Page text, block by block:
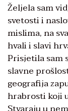
Željela sam
svetosti i
mislima, na
hvali i slavi
Prisjetila sam
slavne
geografija
hrabrosti koji